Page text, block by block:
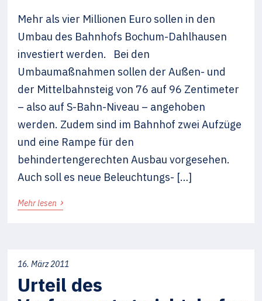
Mehr als vier Millionen Euro sollen in den
Umbau des Bahnhofs Bochum-Dahlhausen
investiert werden. Bei den
Umbaumaßnahmen sollen der Außen- und
der Mittelbahnsteig von 76 auf 96 Zentimeter
– also auf S-Bahn-Niveau – angehoben
werden. Zudem sind im Bahnhof zwei Aufzüge
und eine Rampe für den
behindertengerechten Ausbau vorgesehen.
Auch soll es neue Beleuchtungs- […]
Mehr lesen ›
16. März 2011
Urteil des